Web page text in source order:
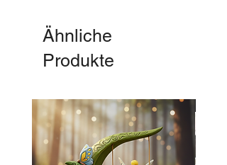
Ähnliche
Produkte